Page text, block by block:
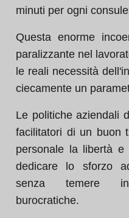
minuti per ogni
Questa enorme
paralizzante nel
le reali necessità
ciecamente un
Le politiche aziendali
facilitatori di un buon
personale la libertà
dedicare lo sforzo
senza temere
burocratiche.